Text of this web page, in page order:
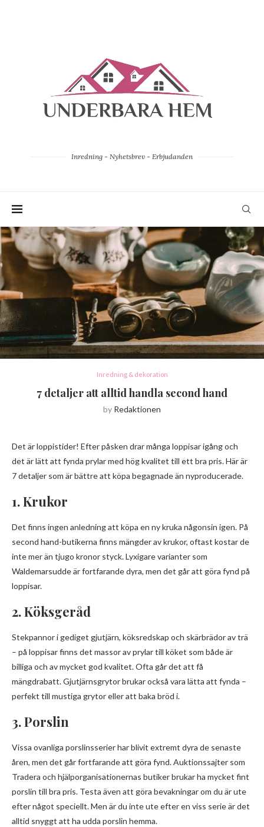
Inredning - Nyhetsbrev - Erbjudanden
Inredning & dekoration
7 detaljer att alltid handla second hand
by Redaktionen
Det är loppistider! Efter påsken drar många loppisar igång och
det är lätt att fynda prylar med hög kvalitet till ett bra pris. Här är
7 detaljer som är bättre att köpa begagnade än nyproducerade.
1. Krukor
Det finns ingen anledning att köpa en ny kruka någonsin igen. På
second hand-butikerna finns mängder av krukor, oftast kostar de
inte mer än tjugo kronor styck. Lyxigare varianter som
Waldemarsudde är fortfarande dyra, men det går att göra fynd på
loppisar.
2. Köksgeråd
Stekpannor i gediget gjutjärn, köksredskap och skärbrädor av trä
– på loppisar finns det massor av prylar till köket som både är
billiga och av mycket god kvalitet. Ofta går det att få
mängdrabatt. Gjutjärnsgrytor brukar också vara lätta att fynda –
perfekt till mustiga grytor eller att baka bröd i.
3. Porslin
Vissa ovanliga porslinsserier har blivit extremt dyra de senaste
åren, men det går fortfarande att göra fynd. Auktionssajter som
Tradera och hjälporganisationernas butiker brukar ha mycket fint
porslin till bra pris. Testa även att göra bevakningar om du är ute
efter något speciellt. Men är du inte ute efter en viss serie är det
alltid snyggt att ha udda porslin hemma.